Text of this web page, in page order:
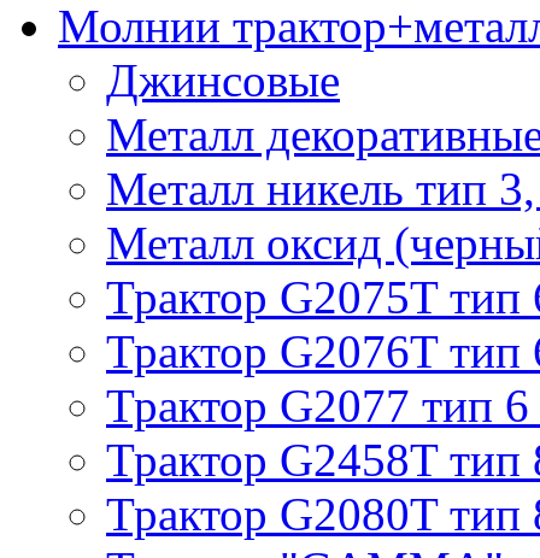
Молнии
Джинсовые
Металл
Металл никель тип
Металл оксид
Трактор G2075T тип
Трактор G2076T тип
Трактор G2077 тип 6
Трактор G2458T тип
Трактор G2080T тип